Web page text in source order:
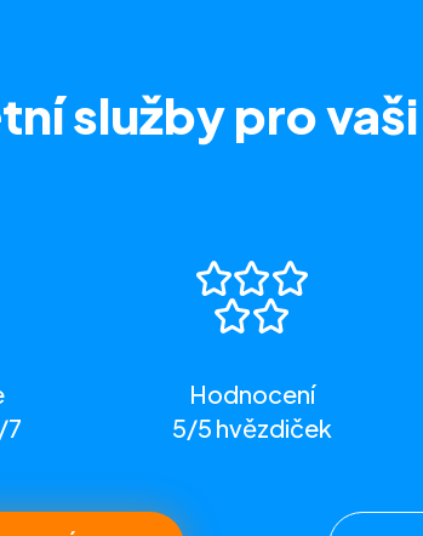
službypro
7
Hodnocení
5/5 hvězdiček